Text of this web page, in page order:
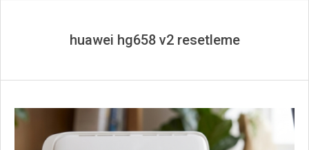
huawei hg658 v2 resetleme